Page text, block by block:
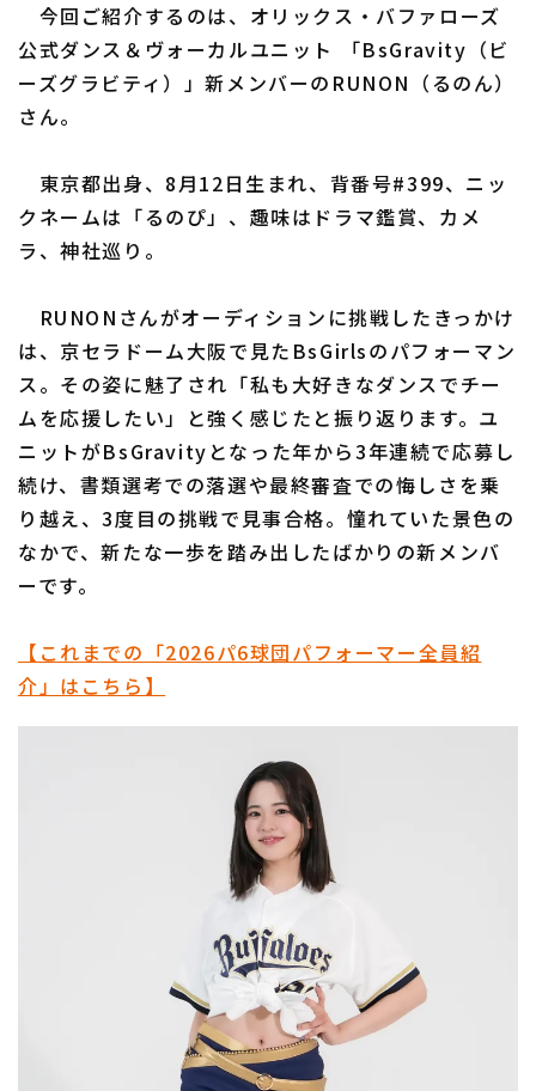
運営会社（別ウィンドウで開く） よくある質問
特定商取引法の表示
今回ご紹介するのは、オリックス・バファローズ
公式ダンス＆ヴォーカルユニット 「BsGravity（ビ
ーズグラビティ）」新メンバーのRUNON（るのん）
さん。
東京都出身、8月12日生まれ、背番号#399、ニッ
クネームは「るのぴ」、趣味はドラマ鑑賞、カメ
ラ、神社巡り。
RUNONさんがオーディションに挑戦したきっかけ
は、京セラドーム大阪で見たBsGirlsのパフォーマン
ス。その姿に魅了され「私も大好きなダンスでチー
ムを応援したい」と強く感じたと振り返ります。ユ
ニットがBsGravityとなった年から3年連続で応募し
続け、書類選考での落選や最終審査での悔しさを乗
り越え、3度目の挑戦で見事合格。憧れていた景色の
なかで、新たな一歩を踏み出したばかりの新メンバ
ーです。
【これまでの「2026パ6球団パフォーマー全員紹
介」はこちら】